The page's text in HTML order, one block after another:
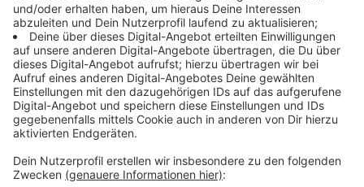
Ergebnisse sollen am Ende der Politik helfen, wichtige
Entscheidungen zu treffen. Etwa: Wie hoch müssen
Eltern- und Wohngeld sein? Wo müssen
Bildungschancen verbessert werden oder wie gut
klappt die Vereinbarkeit von Job und Familie? Wer den
Fragebogen im Briefkasten hat, ist gesetzlich
verpflichtet, die meisten Fragen zu beantworten.
Anzeige